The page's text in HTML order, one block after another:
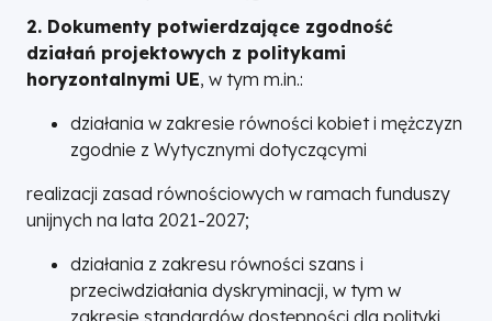
2. Dokumenty potwierdzające zgodność
działań projektowych z politykami
horyzontalnymi UE, w tym m.in.:
działania w zakresie równości kobiet i mężczyzn
zgodnie z Wytycznymi dotyczącymi
realizacji zasad równościowych w ramach funduszy
unijnych na lata 2021-2027;
działania z zakresu równości szans i
przeciwdziałania dyskryminacji, w tym w
zakresie standardów dostępności dla polityki